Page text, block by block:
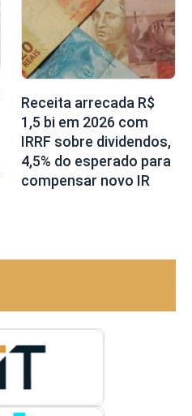
Receita arrecada R$
1,5 bi em 2026 com
IRRF sobre dividendos,
4,5% do esperado para
compensar novo IR